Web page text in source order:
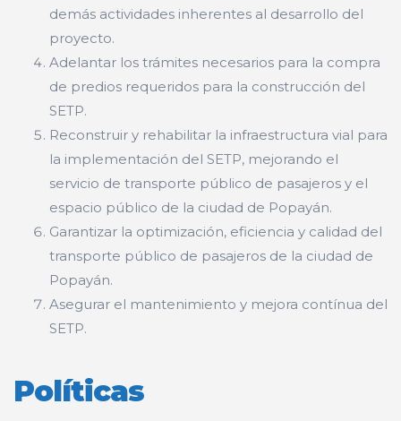
demás actividades inherentes al desarrollo del
proyecto.
Adelantar los trámites necesarios para la compra
de predios requeridos para la construcción del
SETP.
Reconstruir y rehabilitar la infraestructura vial para
la implementación del SETP, mejorando el
servicio de transporte público de pasajeros y el
espacio público de la ciudad de Popayán.
Garantizar la optimización, eficiencia y calidad del
transporte público de pasajeros de la ciudad de
Popayán.
Asegurar el mantenimiento y mejora contínua del
SETP.
Políticas